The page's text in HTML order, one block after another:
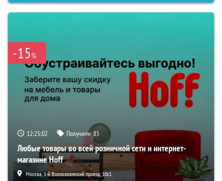
-15%
12:25:01 Получили:83
Любые товары во всей розничной сети и интернет-
магазине Hoff
Москва, 1-й Волоколамский проезд, 10с1